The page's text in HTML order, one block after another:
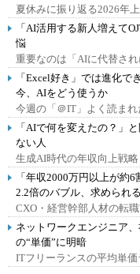
夏休みに振り返る2026年
「AI活用する新人増えて
悩
重要なのは「AIに代替さ
「Excel好き」では進化で
今、AIをどう使うか
今週の「＠IT」よく読まれ
「AIで何を変えたの？」
ない人
生成AI時代の年収向上戦略
「年収2000万円以上が約
2.2倍のバブル、求められ
CXO・経営幹部人材の転職
ネットワークエンジニア
の“単価”に明暗
ITフリーランスの平均単価